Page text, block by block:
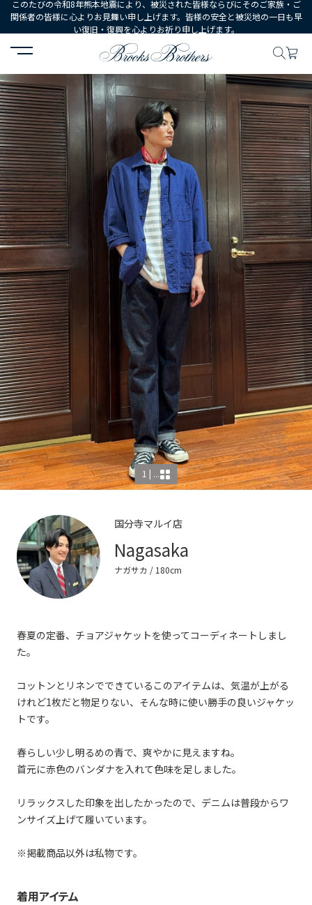
このたびの令和8年熊本地震により、被災された皆様ならびにそのご家族・ご
関係者の皆様に心よりお見舞い申し上げます。皆様の安全と被災地の一日も早
い復旧・復興を心よりお祈り申し上げます。
HOME コーディネート コーディネート詳細
1 | ...
国分寺マルイ店
Nagasaka
ナガサカ / 180cm
春夏の定番、チョアジャケットを使ってコーディネートしまし
た。
コットンとリネンでできているこのアイテムは、気温が上がる
けれど1枚だと物足りない、そんな時に使い勝手の良いジャケッ
トです。
春らしい少し明るめの青で、爽やかに見えますね。
首元に赤色のバンダナを入れて色味を足しました。
リラックスした印象を出したかったので、デニムは普段からワ
ンサイズ上げて履いています。
※掲載商品以外は私物です。
着用アイテム